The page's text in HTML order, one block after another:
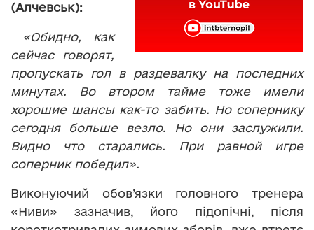
(Алчевськ):
«Обидно, как
сейчас говорят,
пропускать гол в раздевалку на последних
минутах. Во втором тайме тоже имели
хорошие шансы как-то забить. Но сопернику
сегодня больше везло. Но они заслужили.
Видно что старались. При равной игре
соперник победил».
Виконуючий обов’язки головного тренера
«Ниви» зазначив, його підопічні, після